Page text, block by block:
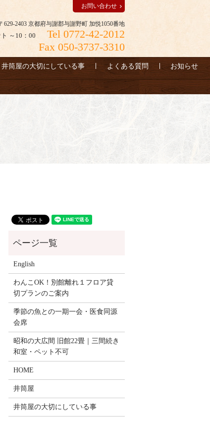
629-2403 京都府与謝郡与謝野町 加悦1050番地
～10：00
Tel 0772-42-2012
Fax 050-3737-3310
お問い合わせ
井筒屋の大切にしている事 よくある質問 お知らせ
English
わんこOK！別館離れ１フロア貸
切プランのご案内
季節の魚との一期一会・医食同源
会席
昭和の大広間 旧館22畳｜三間続き
和室・ペット不可
HOME
井筒屋
井筒屋の大切にしている事